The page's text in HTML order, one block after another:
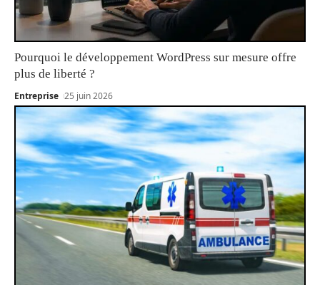
Pourquoi le développement WordPress sur mesure offre
plus de liberté ?
Entreprise 25 juin 2026